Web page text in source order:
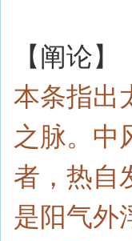
【阐论】
本条指出
之脉。中
者，热自
是阳气外